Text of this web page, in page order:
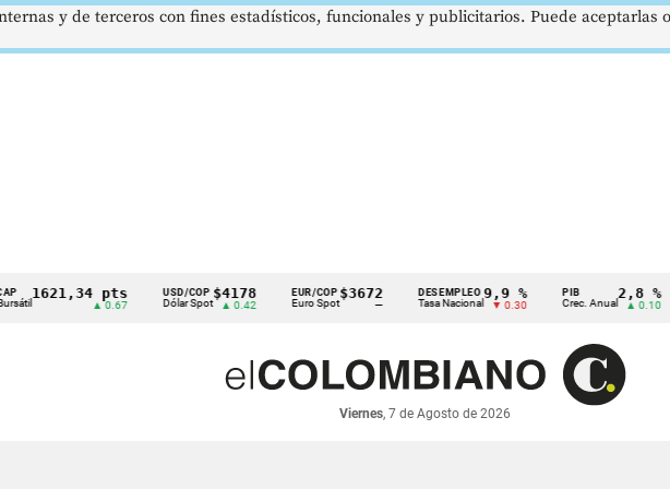
pts USD/COP
Dólar Spot
$4178
▲ 0.42
EUR/COP
Euro Spot
$3672
—
DESEMPLEO
Tasa Nacional
9,9 %
▼ 0.30
PIB
Crec. Anual
2,8 %
▲ 0.10
Viernes, 7 de Agosto de 2026
y de terceros con fines estadísticos, funcionales y publicitarios. Puede aceptarlas